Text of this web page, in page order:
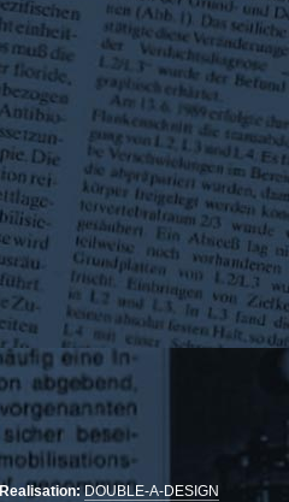
Realisation: DOUBLE-A-DESIGN